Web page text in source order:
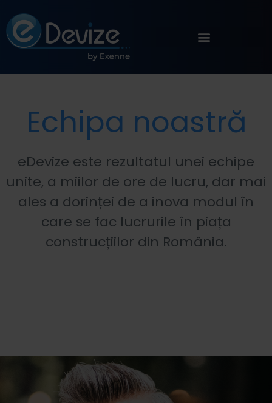
Echipa noastră
eDevize este rezultatul unei echipe
unite, a miilor de ore de lucru, dar mai
ales a dorinței de a inova modul în
care se fac lucrurile în piața
construcțiilor din România.